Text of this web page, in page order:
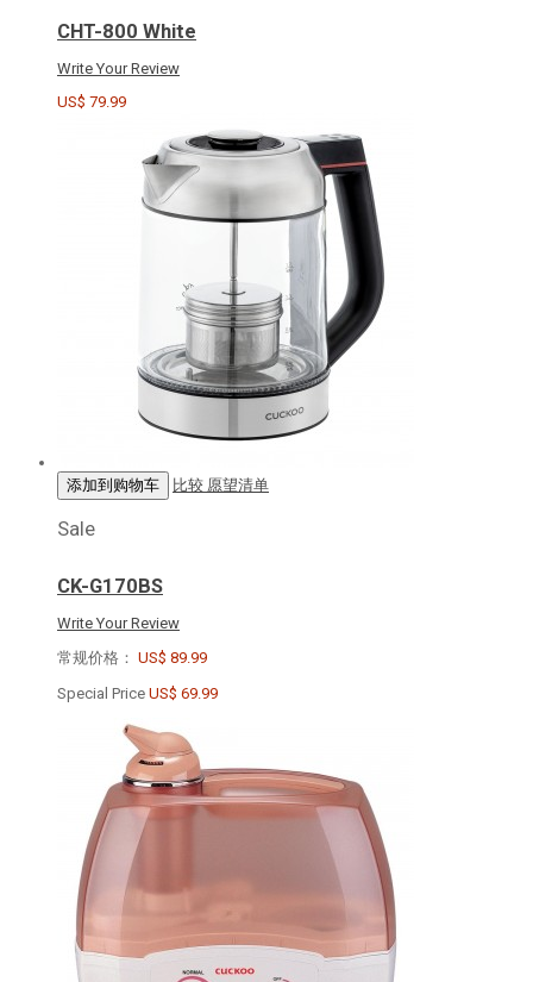
CHT-800 White
Write Your Review
US$ 79.99
添加到购物车 比较 愿望清单
Sale
CK-G170BS
Write Your Review
常规价格： US$ 89.99
Special Price US$ 69.99